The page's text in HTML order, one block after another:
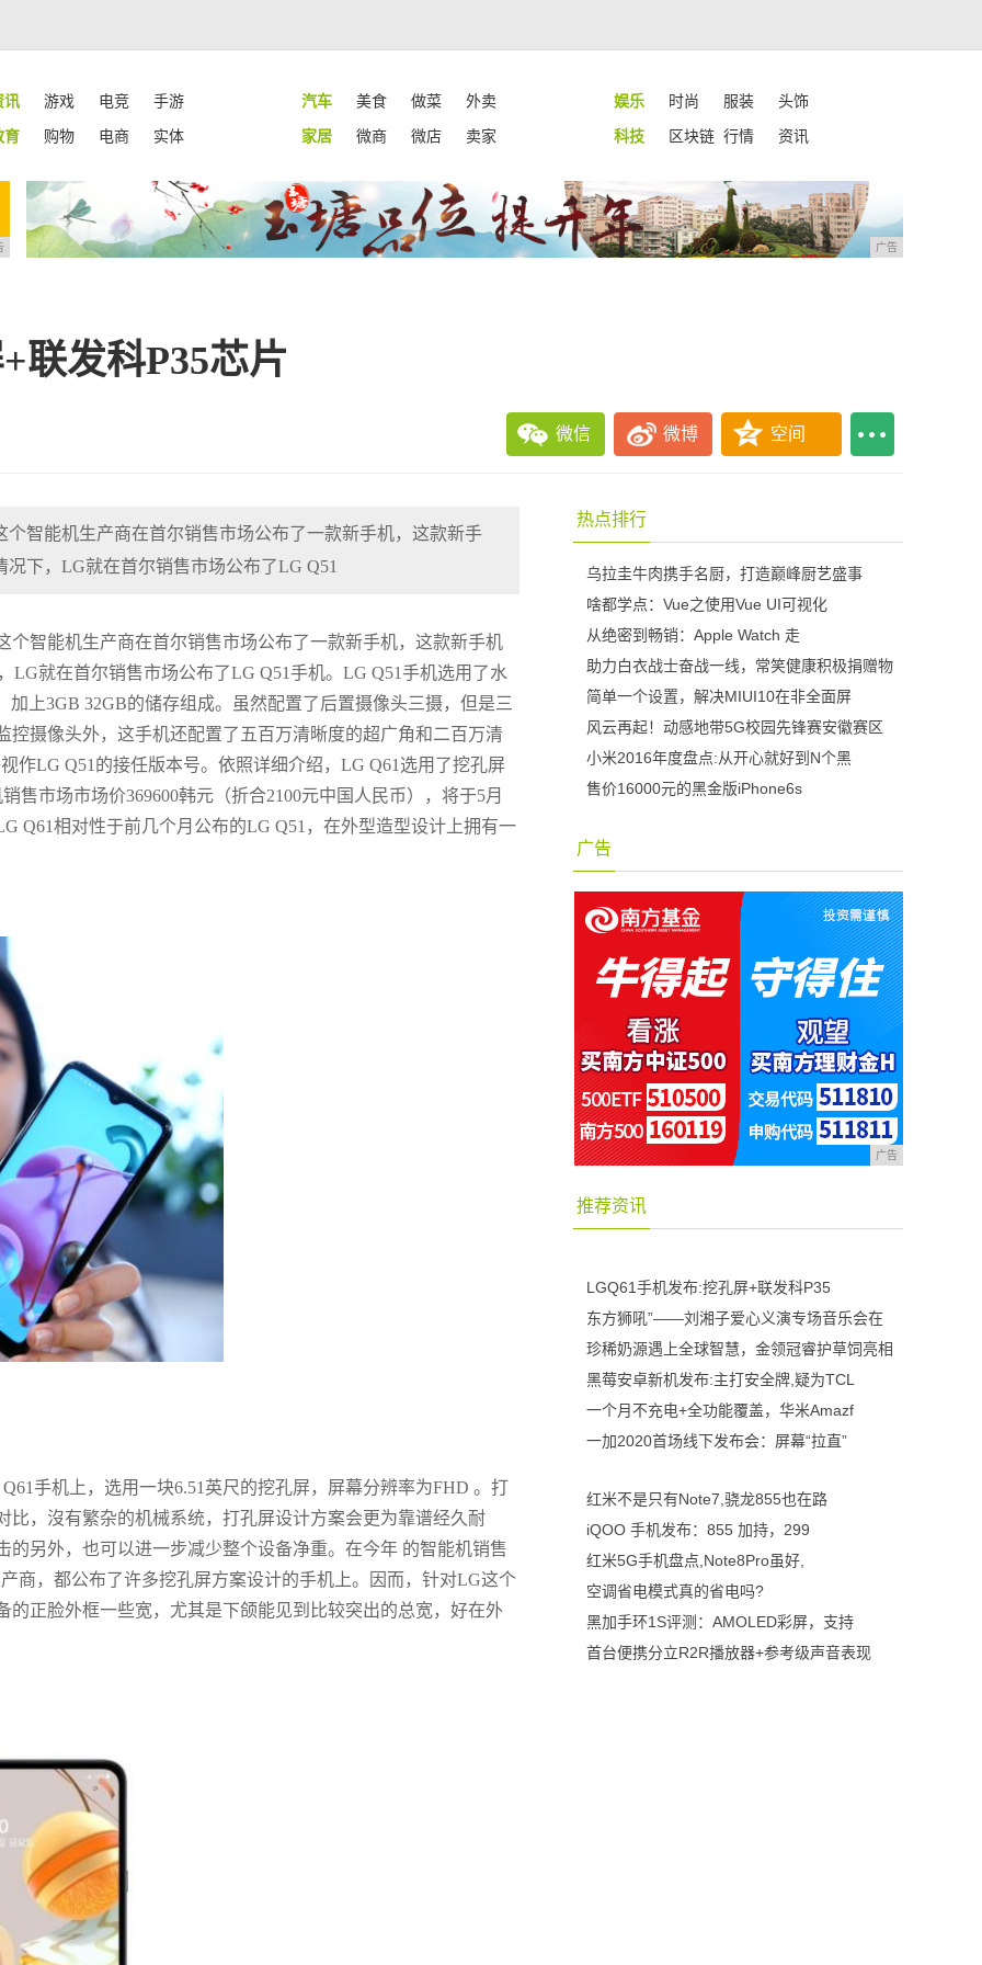
讯 游戏 电竞 手游 汽车 美食 做菜 外卖 娱乐 时尚 服装
头饰
育
购物 电商 实体 家居 微商 微店 卖家 科技 区块链 行情 资讯
广告
联发科P35芯片
微信 微博 空间
智能机生产商在首尔销售市场公布了一款新手机，这款新手
下，LG就在首尔销售市场公布了LG Q51
个智能机生产商在首尔销售市场公布了一款新手机，这款新手机
LG就在首尔销售市场公布了LG Q51手机。LG Q51手机选用了水
上3GB 32GB的储存组成。虽然配置了后置摄像头三摄，但是三
控摄像头外，这手机还配置了五百万清晰度的超广角和二百万清
作LG Q51的接任版本号。依照详细介绍，LG Q61选用了挖孔屏
售市场市场价369600韩元（折合2100元中国人民币），将于5月
Q61相对性于前几个月公布的LG Q51，在外型造型设计上拥有一
手机上，选用一块6.51英尺的挖孔屏，屏幕分辨率为FHD 。打
，沒有繁杂的机械系统，打孔屏设计方案会更为靠谱经久耐
另外，也可以进一步减少整个设备净重。在今年 的智能机销售
商，都公布了许多挖孔屏方案设计的手机上。因而，针对LG这个
正脸外框一些宽，尤其是下颌能见到比较突出的总宽，好在外
热点排行
乌拉圭牛肉携手名厨，打造巅峰厨艺盛事
啥都学点：Vue之使用Vue UI可视化
从绝密到畅销：Apple Watch 走
助力白衣战士奋战一线，常笑健康积极捐赠物
简单一个设置，解决MIUI10在非全面屏
风云再起！动感地带5G校园先锋赛安徽赛区
小米2016年度盘点:从开心就好到N个黑
售价16000元的黑金版iPhone6s
广告
广告
推荐资讯
LGQ61手机发布:挖孔屏+联发科P35
东方狮吼”——刘湘子爱心义演专场音乐会在
珍稀奶源遇上全球智慧，金领冠睿护草饲亮相
黑莓安卓新机发布:主打安全牌,疑为TCL
一个月不充电+全功能覆盖，华米Amazf
一加2020首场线下发布会：屏幕“拉直”
红米不是只有Note7,骁龙855也在路
iQOO 手机发布：855 加持，299
红米5G手机盘点,Note8Pro虽好,
空调省电模式真的省电吗?
黑加手环1S评测：AMOLED彩屏，支持
首台便携分立R2R播放器+参考级声音表现